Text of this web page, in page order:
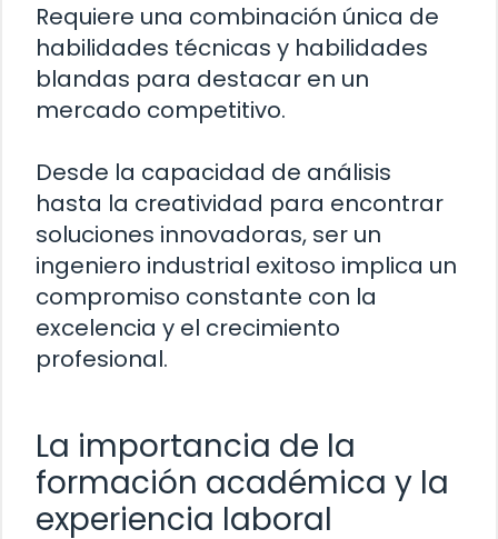
Requiere una combinación única de
habilidades técnicas y habilidades
blandas para destacar en un
mercado competitivo.
Desde la capacidad de análisis
hasta la creatividad para encontrar
soluciones innovadoras, ser un
ingeniero industrial exitoso implica un
compromiso constante con la
excelencia y el crecimiento
profesional.
La importancia de la
formación académica y la
experiencia laboral